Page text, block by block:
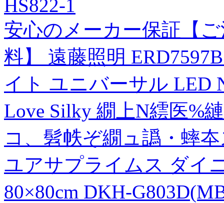
HS822-1
安心のメーカー保証【
料】 遠藤照明
イト ユニバーサル LED
Love Silky 繝上Ν繧医%
コ、髫帙ぞ繝ュ譌・蟀夲
ユアサプライムス ダイ
80×80cm DKH-